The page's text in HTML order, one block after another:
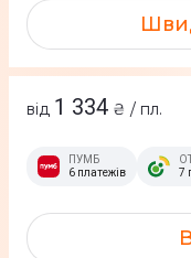
від 1 334 ₴ / пл.
ПУМБ
6 платежів
7